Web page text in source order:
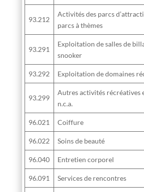
93.212
Activités des parcs
parcs à thèmes
93.291
Exploitation de salles de
snooker
93.292 Exploitation de domaines
93.299
Autres activités récréatives
n.c.a.
96.021 Coiffure
96.022 Soins de beauté
96.040 Entretien corporel
96.091 Services de rencontres